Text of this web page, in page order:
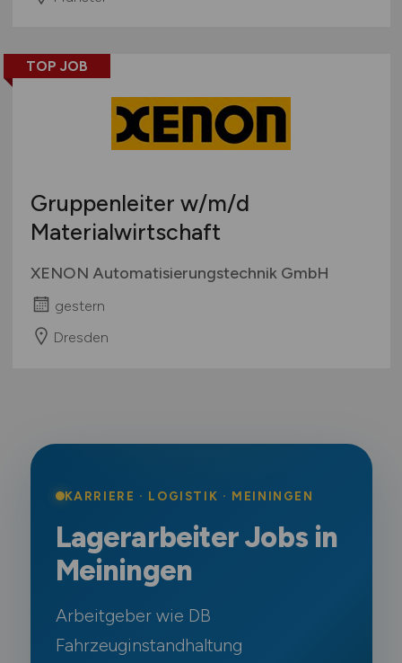
TOP JOB
Gruppenleiter w/m/d
Materialwirtschaft
XENON Automatisierungstechnik GmbH
gestern
Dresden
KARRIERE · LOGISTIK · MEININGEN
Lagerarbeiter Jobs in
Meiningen
Arbeitgeber wie DB
Fahrzeuginstandhaltung